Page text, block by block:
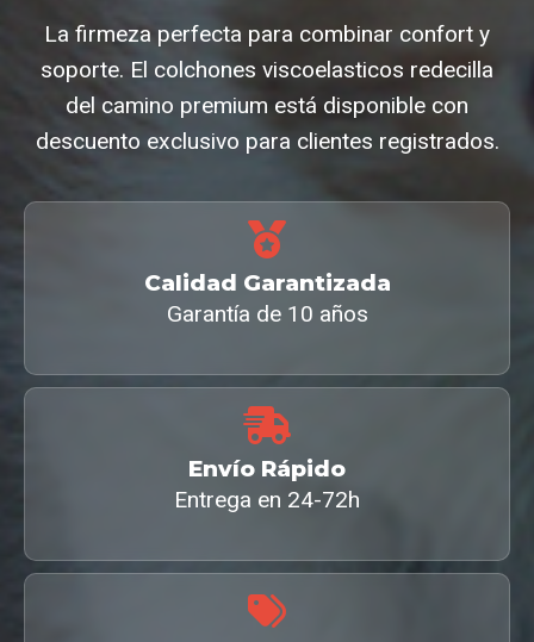
La firmeza perfecta para combinar confort y
soporte. El colchones viscoelasticos redecilla
del camino premium está disponible con
descuento exclusivo para clientes registrados.
Calidad Garantizada
Garantía de 10 años
Envío Rápido
Entrega en 24-72h